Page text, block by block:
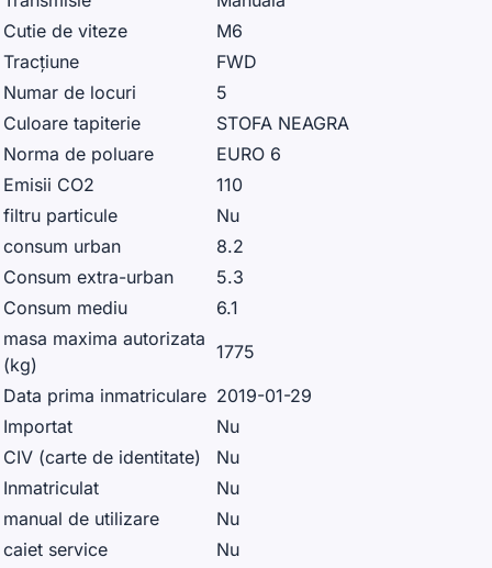
Cutie de viteze
M6
Tracțiune
FWD
Numar de locuri
5
Culoare tapiterie
STOFA NEAGRA
Norma de poluare
EURO 6
Emisii CO2
110
filtru particule
Nu
consum urban
8.2
Consum extra-urban
5.3
Consum mediu
6.1
masa maxima autorizata
(kg)
1775
Data prima inmatriculare 2019-01-29
Importat
Nu
CIV (carte de identitate)
Nu
Inmatriculat
Nu
manual de utilizare
Nu
caiet service
Nu